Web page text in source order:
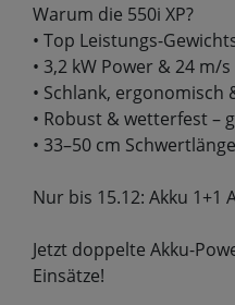
Warum die 550i XP?
• Top Leistungs-
• 3,2 kW Power & 24
• Schlank,
• Robust & wetterfest –
• 33–50 cm
Nur bis 15.12: Akku 1+1
Jetzt doppelte Akku-
Einsätze!